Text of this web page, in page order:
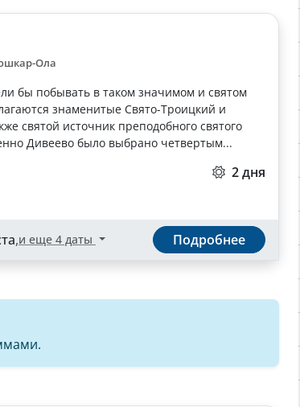
Ола
бы побывать в таком значимом и святом
знаменитые Свято-Троицкий и
святой источник преподобного святого
Дивеево было выбрано четвертым...
2 дня
,и еще 4 даты Подробнее